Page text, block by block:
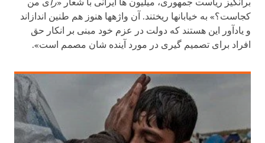
برانگیز ریاست جمهوری، میلیون ها ایرانی با شعار «رأی من
کجاست؟» به خیابان‏ها ریختند. آن واژه‏ها هنوز هم طنین انداز‏اند
و یادآور این هستند که دولت در عزم خود مبنی بر انکار حق
افراد برای تصمیم گیری در مورد آینده شان مصمم است».